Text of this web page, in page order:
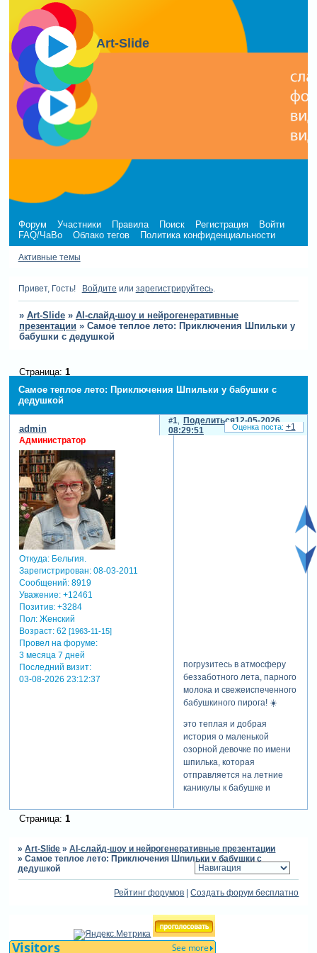
Art-Slide
Форум Участники Правила Поиск Регистрация
Войти
FAQ/ЧаВо
Облако тегов Политика конфиденциальности
Активные темы
Привет, Гость! Войдите или зарегистрируйтесь.
» Art-Slide » AI-слайд-шоу и нейрогенеративные
презентации » Самое теплое лето: Приключения Шпильки у
бабушки с дедушкой
Самое теплое лето: Приключения Шпильки у бабушки с
дедушкой
Страница: 1
Поделиться
1
12-05-2026
08:29:51
admin
Администратор
Откуда:Бельгия.
Зарегистрирован: 08-03-2011
Сообщений:8919
Уважение: +12461
Позитив: +3284
Пол:Женский
Возраст:62 [1963-11-15]
Провел на форуме:
3 месяца 7 дней
Последний визит:
03-08-2026 23:12:37
погрузитесь в атмосферу
беззаботного лета, парного
молока и свежеиспеченного
бабушкиного пирога! ☀️
это теплая и добрая
история о маленькой
озорной девочке по имени
шпилька, которая
отправляется на летние
каникулы к бабушке и
с ней мы прокатимся на
животных на ферме,
прыгать по лужам,
запускать воздушного змея
в бескрайних полях и
деревенскими закатами.
этот мультфильм —
признание в любви тем
+1
Страница: 1
»Art-Slide »AI-слайд-шоу и нейрогенеративные презентации
»Самое теплое лето: Приключения Шпильки у бабушки с
дедушкой
Рейтинг форумов |Создать форум бесплатно